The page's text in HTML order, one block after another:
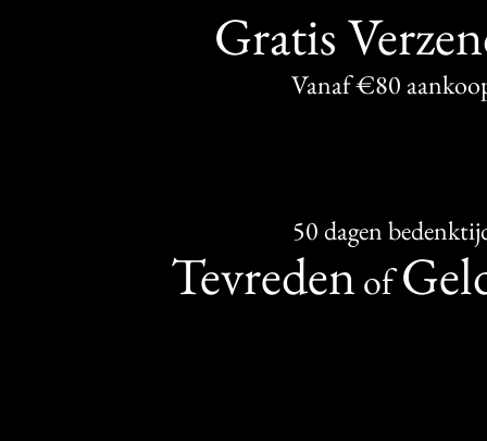
Gratis
Vanaf €80
50 dagen
Tevredenof